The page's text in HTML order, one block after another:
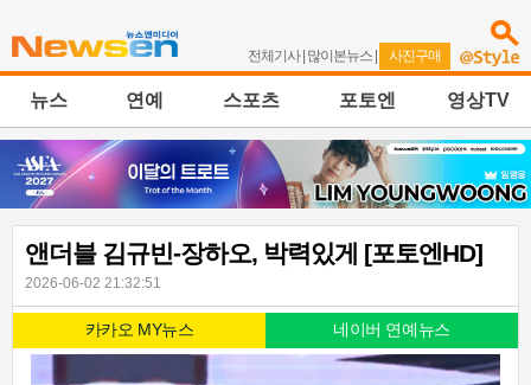
전체기사| 많이본뉴스 | 사진구매
뉴스 연예 스포츠 포토엔 영상TV
앤더블 김규빈-장하오, 박력있게 [포토엔HD]
2026-06-02 21:32:51
카카오 MY뉴스 네이버 연예뉴스